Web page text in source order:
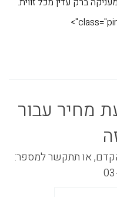
מחיר עבור
או תתקשר למספר: